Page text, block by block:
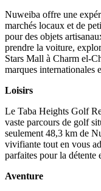
Nuweiba offre une
marchés locaux et de
pour des objets
prendre la voiture,
Stars Mall à Charm el-
marques internationales
Loisirs
Le Taba Heights Golf
vaste parcours de golf
seulement 48,3 km de
vivifiante tout en vous
parfaites pour la détente
Aventure